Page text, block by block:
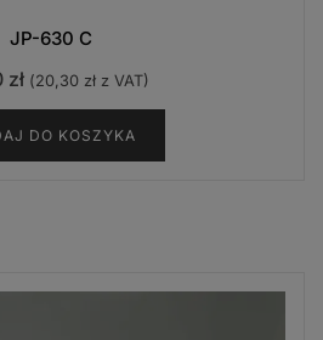
JP-630 C
zł (20,30 złz VAT)
DO KOSZYKA